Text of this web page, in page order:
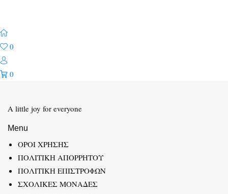
0
0
A little joy for everyone
Menu
ΟΡΟΙ ΧΡΗΣΗΣ
ΠΟΛΙΤΙΚΗ ΑΠΟΡΡΗΤΟΥ
ΠΟΛΙΤΙΚΗ ΕΠΙΣΤΡΟΦΩΝ
ΣΧΟΛΙΚΕΣ ΜΟΝΑΔΕΣ